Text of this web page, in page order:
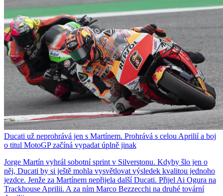
Ducati už neprohrává jen s Martínem. Prohrává s celou Aprilií a boj
o titul MotoGP začíná vypadat úplně jinak
Jorge Martín vyhrál sobotní sprint v Silverstonu. Kdyby šlo jen o
něj, Ducati by si ještě mohla vysvětlovat výsledek kvalitou jednoho
jezdce. Jenže za Martínem nepřijela další Ducati. Přijel Ai Ogura na
Trackhouse Aprilii. A za ním Marco Bezzecchi na druhé tovární